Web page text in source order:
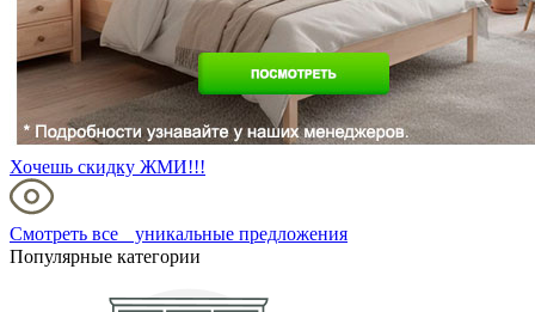
Хочешь скидку ЖМИ!!!
Смотреть все уникальные предложения
Популярные категории